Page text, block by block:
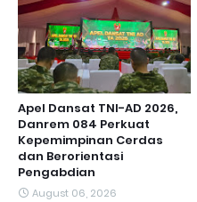
Apel Dansat TNI-AD 2026,
Danrem 084 Perkuat
Kepemimpinan Cerdas
dan Berorientasi
Pengabdian
August 06, 2026